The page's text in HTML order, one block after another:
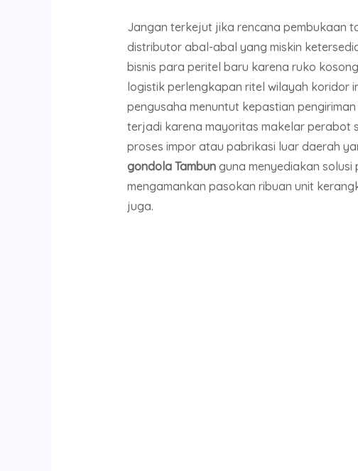
Jangan terkejut jika rencana pembukaan
distributor abal-abal yang miskin
bisnis para peritel baru karena ruko
logistik perlengkapan ritel wilayah koridor
pengusaha menuntut kepastian
terjadi karena mayoritas makelar perabot
proses impor atau pabrikasi luar daerah
gondola Tambunguna menyediakan solusi
mengamankan pasokan ribuan unit
juga.